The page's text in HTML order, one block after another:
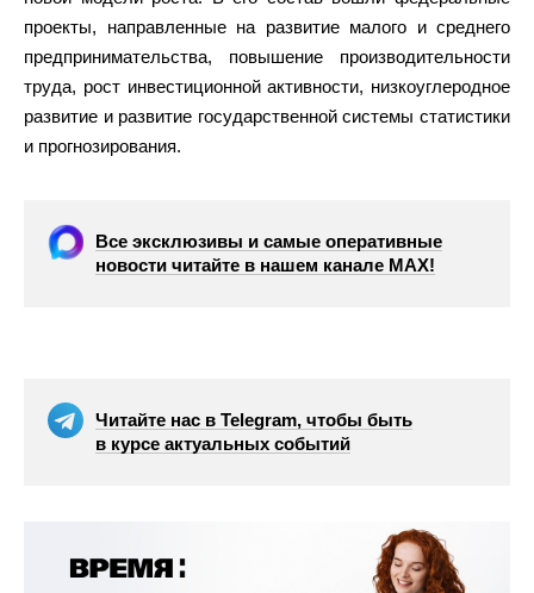
проекты, направленные на развитие малого и среднего
предпринимательства, повышение производительности
труда, рост инвестиционной активности, низкоуглеродное
развитие и развитие государственной системы статистики
и прогнозирования.
Все эксклюзивы и самые оперативные
новости читайте в нашем канале МАХ!
Читайте нас в Telegram, чтобы быть
в курсе актуальных событий